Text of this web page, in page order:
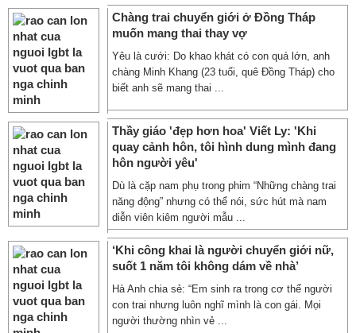
Chàng trai chuyển giới ở Đồng Tháp
muốn mang thai thay vợ
Yêu là cưới: Do khao khát có con quá lớn, anh
chàng Minh Khang (23 tuổi, quê Đồng Tháp) cho
biết anh sẽ mang thai ...
Thầy giáo 'đẹp hơn hoa' Viết Ly: 'Khi
quay cảnh hôn, tôi hình dung mình đang
hôn người yêu'
Dù là cặp nam phụ trong phim “Những chàng trai
năng động” nhưng có thể nói, sức hút mà nam
diễn viên kiêm người mẫu ...
‘Khi công khai là người chuyển giới nữ,
suốt 1 năm tôi không dám về nhà’
Hà Anh chia sẻ: “Em sinh ra trong cơ thể người
con trai nhưng luôn nghĩ mình là con gái. Mọi
người thường nhìn vẻ ...